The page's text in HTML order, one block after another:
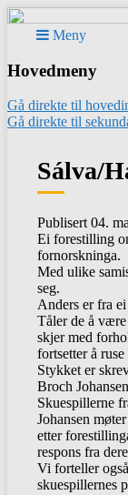
Meny
Hovedmeny
Gå direkte til
Gå direkte til
Sálva/
Publisert 04.
Ei forestilling
fornorskninga.
Med ulike
seg.
Anders er fra
Tåler de å
skjer med
fortsetter å ruse
Stykket er
Broch
Skuespillerne
Johansen
etter
respons fra
Vi forteller
skuespillernes